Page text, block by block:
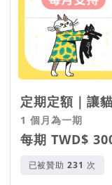
定期定額｜讓
1 個月為一期
每期 TWD$
已被贊助 次